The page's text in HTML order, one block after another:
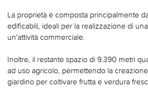
La proprietà è composta principalmente
edificabili, ideali per la realizzazione di
un'attività commerciale.
Inoltre, il restante spazio di 9.390 metri
ad uso agricolo, permettendo la
giardino per coltivare frutta e verdura